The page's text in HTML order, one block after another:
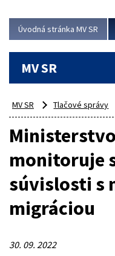
Úvodná stránka MV SR
MV SR
MV SR Tlačové správy
monitoruje
súvislosti s
migráciou
30. 09. 2022